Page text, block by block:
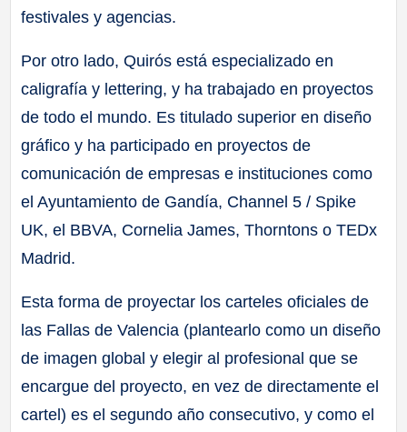
festivales y agencias.
Por otro lado, Quirós está especializado en
caligrafía y lettering, y ha trabajado en proyectos
de todo el mundo. Es titulado superior en diseño
gráfico y ha participado en proyectos de
comunicación de empresas e instituciones como
el Ayuntamiento de Gandía, Channel 5 / Spike
UK, el BBVA, Cornelia James, Thorntons o TEDx
Madrid.
Esta forma de proyectar los carteles oficiales de
las Fallas de Valencia (plantearlo como un diseño
de imagen global y elegir al profesional que se
encargue del proyecto, en vez de directamente el
cartel) es el segundo año consecutivo, y como el